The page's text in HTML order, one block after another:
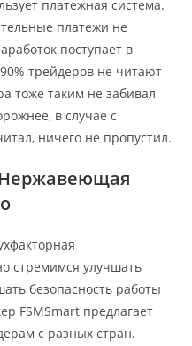
платежная система.
платежи не
поступает в
трейдеров не читают
тоже таким не забивал
в случае с
ничего не пропустил.
Нержавеющая
стремимся улучшать
безопасность работы
FSMSmart предлагает
с разных стран.